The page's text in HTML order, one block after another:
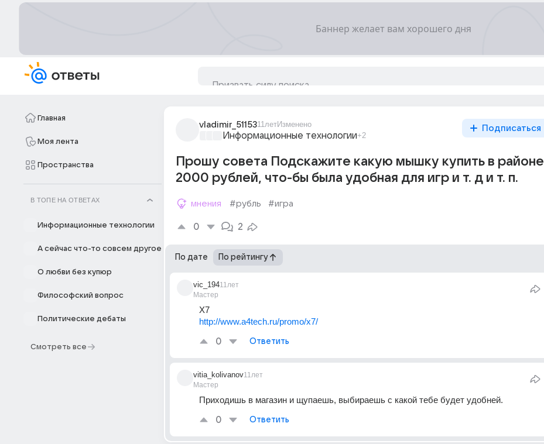
Главная
Моя лента
Пространства
В ТОПЕ НА ОТВЕТАХ
Информационные технологии
А сейчас что-то совсем другое
О любви без купюр
Философский вопрос
Политические дебаты
Смотреть все
vladimir_5115311летИзменено
Информационные технологии+2
Подписаться
Прошу совета Подскажите какую мышку купить в районе
2000 рублей, что-бы была удобная для игр и т. д и т. п.
мнения #рубль #игра
0 2
По дате По рейтингу
vic_194
Мастер
11лет
Х7
http://www.a4tech.ru/promo/x7/
0 Ответить
vitia_kolivanov
Мастер
11лет
Приходишь в магазин и щупаешь, выбираешь с какой тебе будет удобней.
0 Ответить